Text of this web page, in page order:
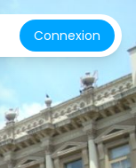
Connexion